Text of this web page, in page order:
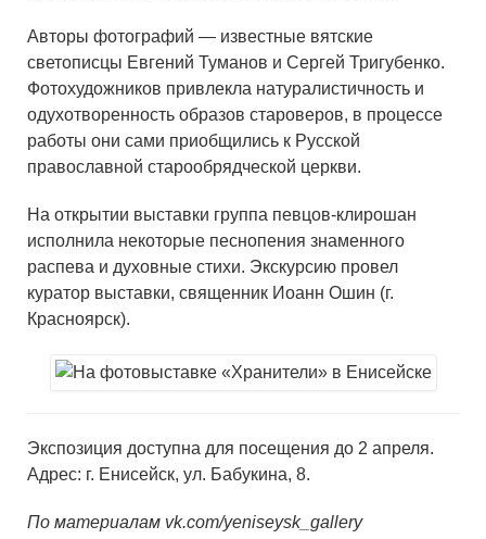
Авторы фотографий — известные вятские
светописцы Евгений Туманов и Сергей Тригубенко.
Фотохудожников привлекла натуралистичность и
одухотворенность образов староверов, в процессе
работы они сами приобщились к Русской
православной старообрядческой церкви.
На открытии выставки группа певцов-клирошан
исполнила некоторые песнопения знаменного
распева и духовные стихи. Экскурсию провел
куратор выставки, священник Иоанн Ошин (г.
Красноярск).
Экспозиция доступна для посещения до 2 апреля.
Адрес: г. Енисейск, ул. Бабукина, 8.
По материалам vk.com/yeniseysk_gallery